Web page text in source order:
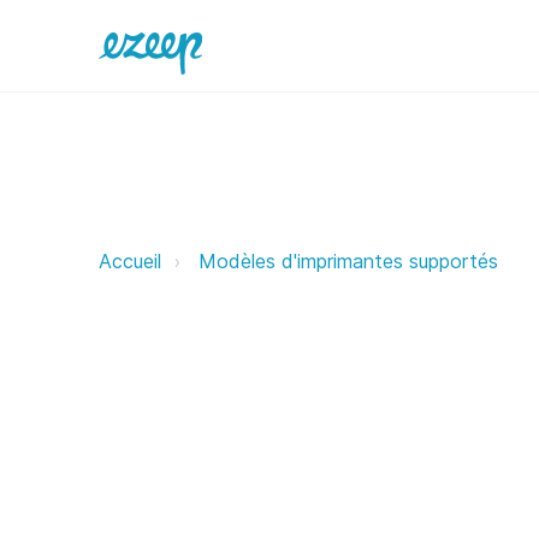
OKI ezeep Support Support
Accueil Modèles d'imprimantes supportés